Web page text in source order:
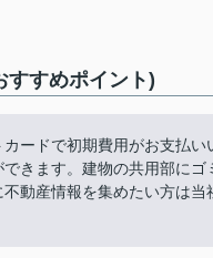
すすめポイント)
ードで初期費用がお支払
きます。建物の共用部に
動産情報を集めたい方は